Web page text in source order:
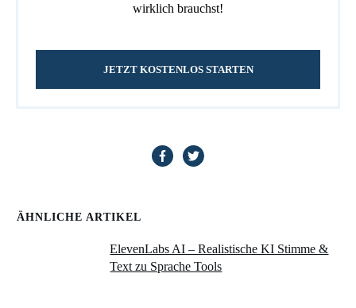
wirklich brauchst!
JETZT KOSTENLOS STARTEN
ÄHNLICHE ARTIKEL
ElevenLabs AI – Realistische KI Stimme &
Text zu Sprache Tools